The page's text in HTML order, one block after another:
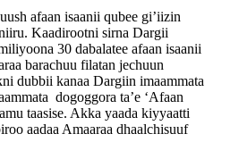
afaan isaanii qubee gi’iizin
Kaadirootni sirna Dargii
30 dabalatee afaan isaanii
barachuu filatan jechuun
dubbii kanaa Dargiin imaammata
dogoggora ta’e ‘Afaan
taasise. Akka yaada kiyyaatti
aadaa Amaaraa dhaalchisuuf